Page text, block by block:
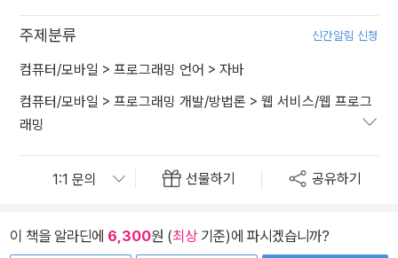
주제분류 신간알림 신청
컴퓨터/모바일 > 프로그래밍 언어 > 자바
컴퓨터/모바일 > 프로그래밍 개발/방법론 > 웹 서비스/웹 프로그
래밍
선물하기 공유하기
이 책을 알라딘에 6,300원 (최상기준)에 파시겠습니까?